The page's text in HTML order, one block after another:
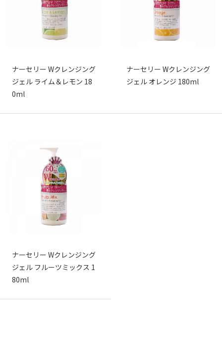
ナーセリー Wクレンジング
ジェル ライム＆レモン 18
0ml
ナーセリー Wクレンジング
ジェル オレンジ 180ml
ナーセリー Wクレンジング
ジェル フルーツミックス 1
80ml